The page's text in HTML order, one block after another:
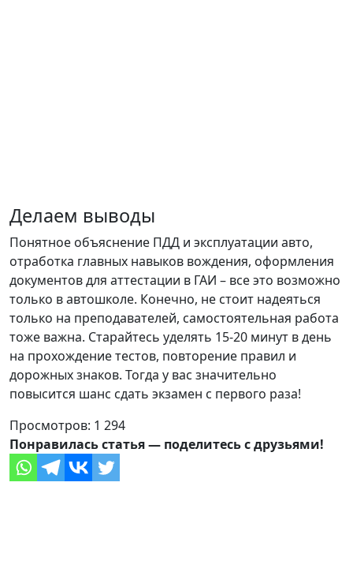
Делаем выводы
Понятное объяснение ПДД и эксплуатации авто,
отработка главных навыков вождения, оформления
документов для аттестации в ГАИ – все это возможно
только в автошколе. Конечно, не стоит надеяться
только на преподавателей, самостоятельная работа
тоже важна. Старайтесь уделять 15-20 минут в день
на прохождение тестов, повторение правил и
дорожных знаков. Тогда у вас значительно
повысится шанс сдать экзамен с первого раза!
Просмотров: 1 294
Понравилась статья — поделитесь с друзьями!